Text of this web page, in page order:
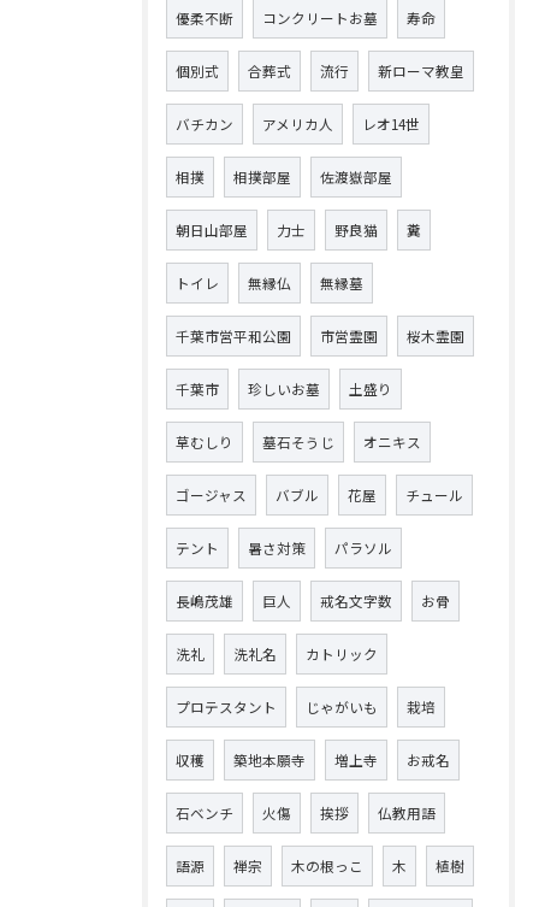
優柔不断 コンクリートお墓 寿命
個別式 合葬式 流行 新ローマ教皇
バチカン アメリカ人 レオ14世
相撲 相撲部屋 佐渡嶽部屋
朝日山部屋 力士 野良猫 糞
トイレ 無縁仏 無縁墓
千葉市営平和公園 市営霊園 桜木霊園
千葉市 珍しいお墓 土盛り
草むしり 墓石そうじ オニキス
ゴージャス バブル 花屋 チュール
テント 暑さ対策 パラソル
長嶋茂雄 巨人 戒名文字数 お骨
洗礼 洗礼名 カトリック
プロテスタント じゃがいも 栽培
収穫 築地本願寺 増上寺 お戒名
石ベンチ 火傷 挨拶 仏教用語
語源 禅宗 木の根っこ 木 植樹